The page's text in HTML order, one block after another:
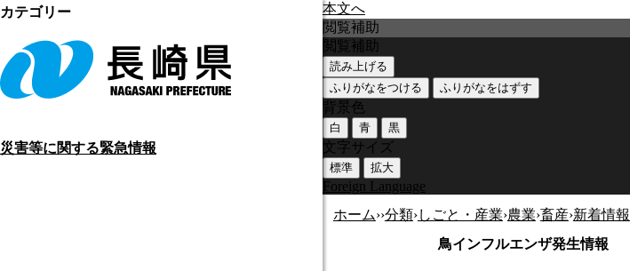
本文へ
災害等に関する緊急情報
閲覧補助
閲覧補助
読み上げる
ふりがなをつける
ふりがなをはずす
背景色
白 青 黒
文字サイズ
標準 拡大
Foreign Language
ホーム››分類›しごと・産業›農業›畜産›新着情報
鳥インフルエンザ発生情報
カテゴリー